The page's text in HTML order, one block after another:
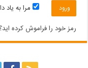
مرا به یاد
رمز خود را فراموش کرده اید؟